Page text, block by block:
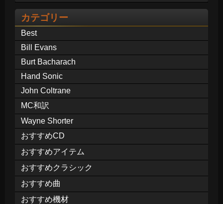
カテゴリー
Best
Bill Evans
Burt Bacharach
Hand Sonic
John Coltrane
MC和訳
Wayne Shorter
おすすめCD
おすすめアイテム
おすすめクラシック
おすすめ曲
おすすめ機材